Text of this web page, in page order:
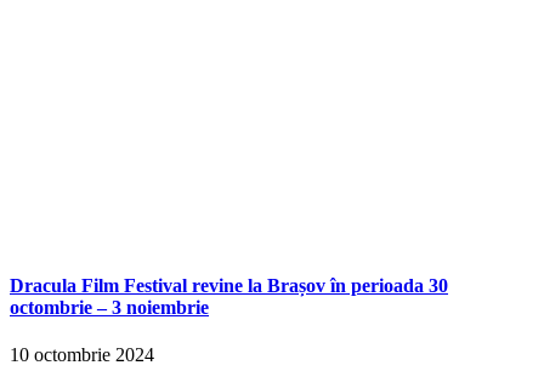
Dracula Film Festival revine la Brașov în perioada 30
octombrie – 3 noiembrie
10 octombrie 2024